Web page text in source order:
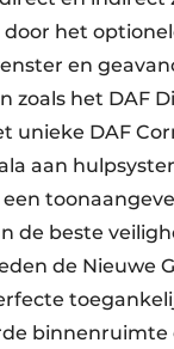
het
en
zoals het DAF
unieke DAF
aan
de beste
de Nieuwe
binnenruimte